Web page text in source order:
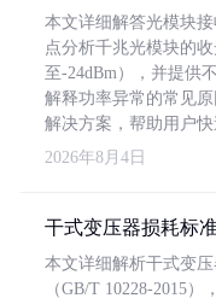
本文详细解答光模块
点分析千兆光模块的
至-24dBm），并提供
解释功率异常的常见
解决方案，帮助用户快
2026年8月4日
干式变压器损耗标
本文详细解析干式变
（GB/T 10228-2015